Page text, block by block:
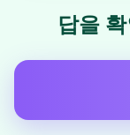
답을